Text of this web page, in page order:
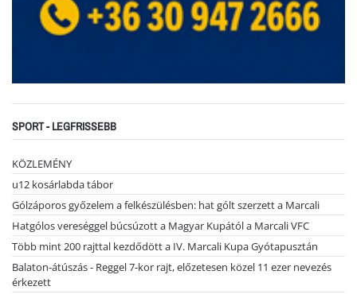
SPORT - LEGFRISSEBB
KÖZLEMÉNY
u12 kosárlabda tábor
Gólzáporos győzelem a felkészülésben: hat gólt szerzett a Marcali
Hatgólos vereséggel búcsúzott a Magyar Kupától a Marcali VFC
Több mint 200 rajttal kezdődött a IV. Marcali Kupa Gyótapusztán
Balaton-átúszás - Reggel 7-kor rajt, előzetesen közel 11 ezer nevezés
érkezett